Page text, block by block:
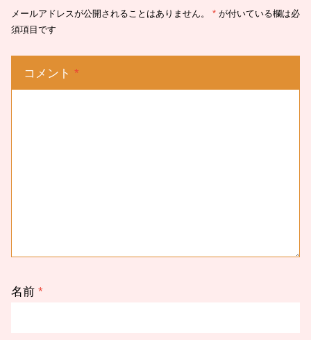
メールアドレスが公開されることはありません。 * が付いている欄は必
須項目です
コメント *
名前 *